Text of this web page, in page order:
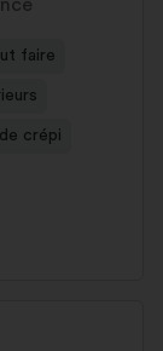
faire
crépi